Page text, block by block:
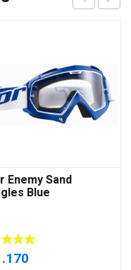
Enemy Sand
Blue